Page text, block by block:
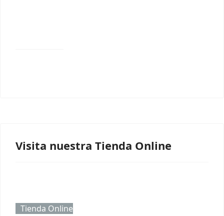
Visita nuestra Tienda Online
Tienda Online